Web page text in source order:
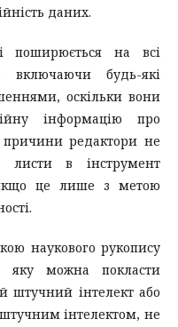
даних.
поширюється на всі
включаючи будь-які
оскільки вони
інформацію про
причини редактори не
листи в інструмент
якщо це лише з метою
наукового рукопису
яку можна покласти
інтелект або
інтелектом, не